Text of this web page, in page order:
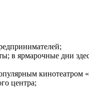
в ярмарочные дни
центра;